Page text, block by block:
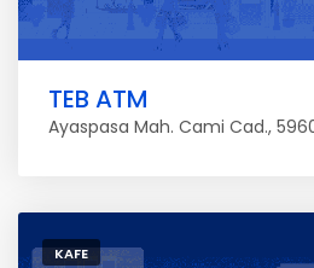
TEB ATM
Ayaspasa Mah. Cami Cad.,
KAFE